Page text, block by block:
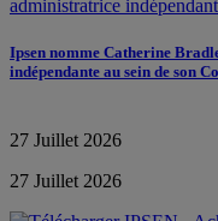
Ipsen nomme Catherine
indépendante au sein de son
27 Juillet 2026
27 Juillet 2026